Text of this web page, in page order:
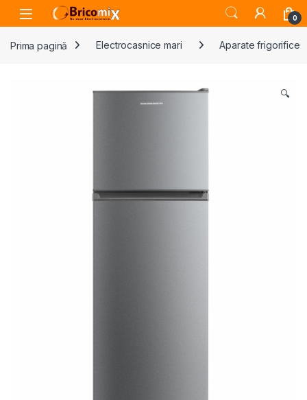
Skip to navigation
Skip to content
Open 0
Prima pagină Electrocasnice mari Aparate frigorifice
🔍